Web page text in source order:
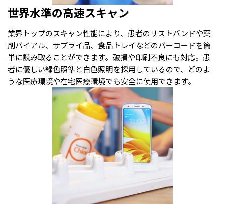
世界水準の高速スキャン
業界トップのスキャン性能により、患者のリストバンドや薬
剤バイアル、サプライ品、食品トレイなどのバーコードを簡
単に読み取ることができます。破損や印刷不良にも対応。患
者に優しい緑色照準と白色照明を採用しているので、どのよ
うな医療環境や在宅医療環境でも安全に使用できます。